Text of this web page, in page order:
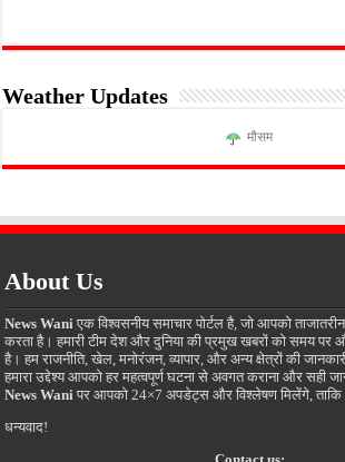
Weather Updates
मौसम
About Us
News Wani एक विश्वसनीय समाचार पोर्टल है, जो आपको
करता है। हमारी टीम देश और दुनिया की प्रमुख खबरों को समय पर
है। हम राजनीति, खेल, मनोरंजन, व्यापार, और अन्य क्षेत्रों की
हमारा उद्देश्य आपको हर महत्वपूर्ण घटना से अवगत कराना और सही
News Wani पर आपको 24×7 अपडेट्स और विश्लेषण मिलेंगे,
धन्यवाद!